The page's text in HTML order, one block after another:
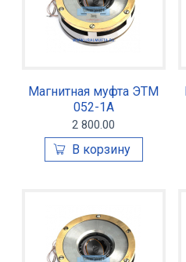
Магнитная муфта ЭТМ
052-1А
2 800.00